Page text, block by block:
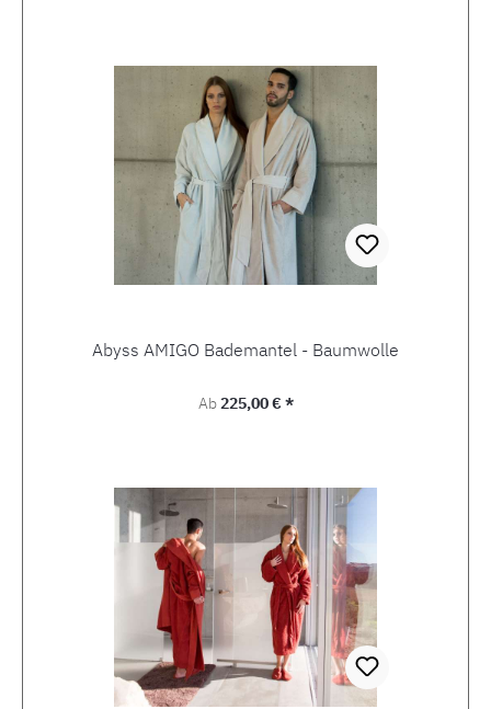
Abyss AMIGO Bademantel - Baumwolle
Regulärer Preis:
Ab225,00 € *